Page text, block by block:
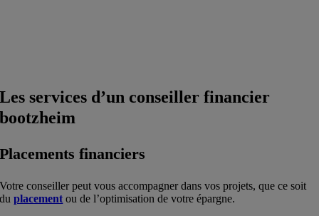
Les services d’un conseiller financier
bootzheim
Placements financiers
Votre conseiller peut vous accompagner dans vos projets, que ce soit
duplacement ou de l’optimisation de votre épargne.